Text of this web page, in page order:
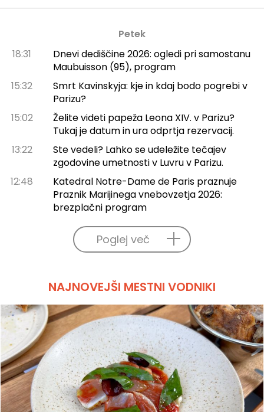
Petek
18:31
Dnevi dediščine 2026: ogledi pri samostanu
Maubuisson (95), program
15:32
Smrt Kavinskyja: kje in kdaj bodo pogrebi v
Parizu?
15:02
Želite videti papeža Leona XIV. v Parizu?
Tukaj je datum in ura odprtja rezervacij.
13:22
Ste vedeli? Lahko se udeležite tečajev
zgodovine umetnosti v Luvru v Parizu.
12:48
Katedral Notre-Dame de Paris praznuje
Praznik Marijinega vnebovzetja 2026:
brezplačni program
Poglej več
NAJNOVEJŠI MESTNI VODNIKI